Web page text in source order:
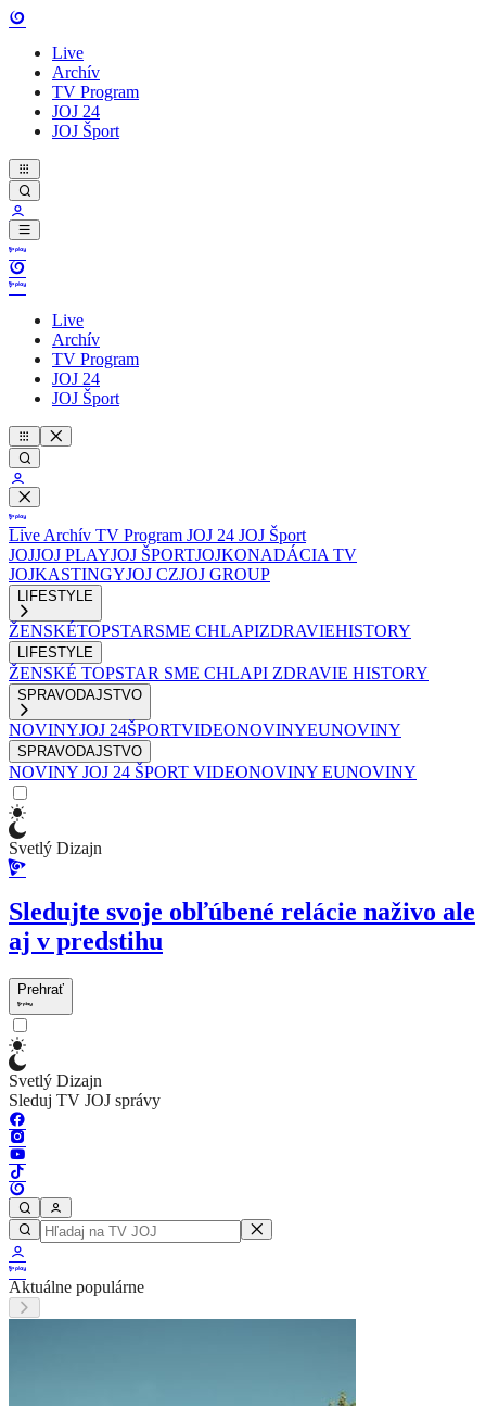
Live
Archív
TV Program
JOJ 24
JOJ Šport
Live
Archív
TV Program
JOJ 24
JOJ Šport
Live Archív TV Program JOJ 24 JOJ Šport
JOJJOJ PLAYJOJ ŠPORTJOJKONADÁCIA TV
JOJKASTINGYJOJ CZJOJ GROUP
LIFESTYLE
ŽENSKÉTOPSTARSME CHLAPIZDRAVIEHISTORY
LIFESTYLE
ŽENSKÉ TOPSTAR SME CHLAPI ZDRAVIE HISTORY
SPRAVODAJSTVO
NOVINYJOJ 24ŠPORTVIDEONOVINYEUNOVINY
SPRAVODAJSTVO
NOVINY JOJ 24 ŠPORT VIDEONOVINY EUNOVINY
Svetlý Dizajn
Sledujte svoje obľúbené relácie naživo ale
aj v predstihu
Prehrať
Svetlý Dizajn
Sleduj TV JOJ správy
Aktuálne populárne